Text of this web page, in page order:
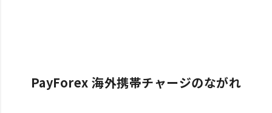
PayForex 海外携帯チャージのながれ